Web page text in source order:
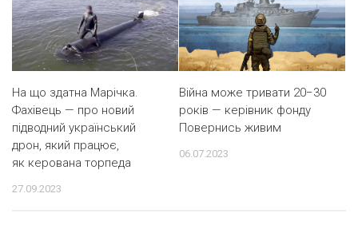
На що здатна Марічка.
Фахівець — про новий
підводний український
дрон, який працює,
як керована торпеда
27.09.2023
Війна може тривати 20−30
років — керівник фонду
Повернись живим
06.07.2023